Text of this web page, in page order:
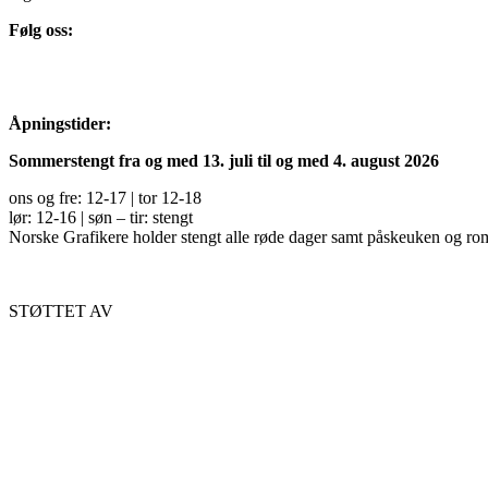
Følg oss:
Åpningstider:
Sommerstengt fra og med 13. juli til og med 4. august 2026
ons og fre: 12-17 | tor 12-18
lør: 12-16 | søn – tir: stengt
Norske Grafikere holder stengt alle røde dager samt påskeuken og
STØTTET AV